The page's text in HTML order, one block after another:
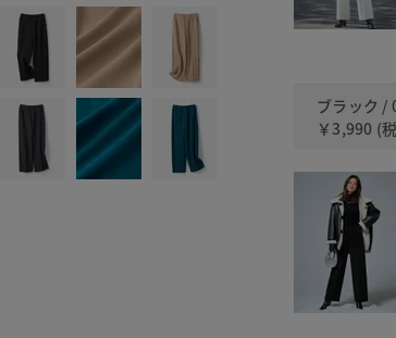
ブラック /
￥3,990 (